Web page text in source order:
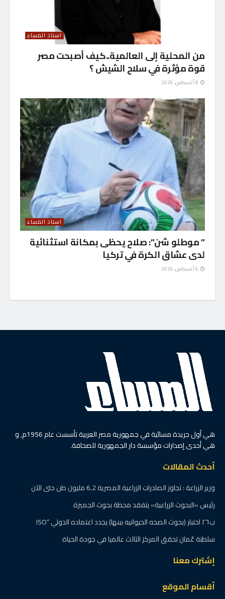
استاد المساء
من المحلية إلى العالمية..كيف أصبحت مصر
قوة مؤثرة في سلاح الشيش ؟
استاد المساء
” موطلو شن”: صلاح يحظى بمكانة استثنائية
لدى عشاق الكرة في تركيا
هي أول جريدة مسائية في جمهورية مصر العربية تأسست عام 1956م, و
هي أحدى إصدارات مؤسسة دار الجمهورية للصحافة.
أحدث المقالات
وزير الزراعة : تجاوز الصادرات الزراعية المصرية 6.2 مليون طن حتى الآن
رئيس «البحوث الزراعية» يتفقد محطة بحوث الجميزة
ب٢٦ اختبار (بحوث الصحه الحيوانيه ببنها) يجدد اعتماده الدولي “ISO
سلطنة عٌمان تحقق المركز الثالث عالميا في جودة الحياة
إشترك معنا
أقسام الموقع